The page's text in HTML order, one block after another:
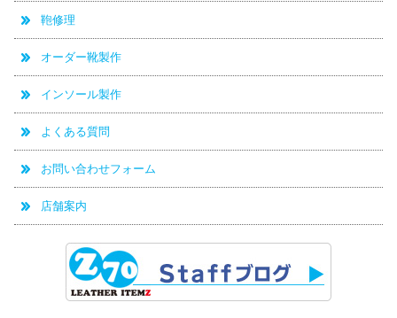
鞄修理
オーダー靴製作
インソール製作
よくある質問
お問い合わせフォーム
店舗案内